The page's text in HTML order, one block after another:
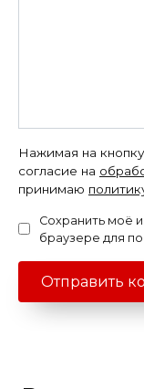
Нажимая на
согласие на
принимаю
Сохранить моё
браузере для